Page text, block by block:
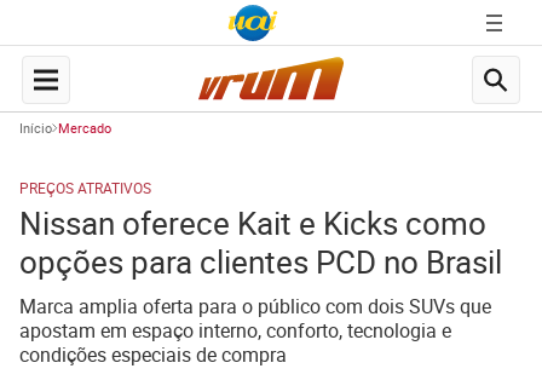
Início Mercado
PREÇOS ATRATIVOS
Nissan oferece Kait e Kicks como
opções para clientes PCD no Brasil
Marca amplia oferta para o público com dois SUVs que
apostam em espaço interno, conforto, tecnologia e
condições especiais de compra